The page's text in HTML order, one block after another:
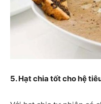
5. Hạt chia tốt cho hệ